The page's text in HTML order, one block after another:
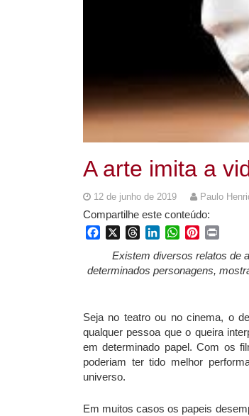
A arte imita a
12 de junho de 2019 Paulo
Compartilhe este conteúdo:
FacebookThreadsLinkedInWhatsApp
Pinterest
Existem diversos relatos de
determinados personagens,
Seja no teatro ou no cinema, o
qualquer pessoa que o queira
em determinado papel. Com os
poderiam ter tido melhor
universo.
Em muitos casos os papeis